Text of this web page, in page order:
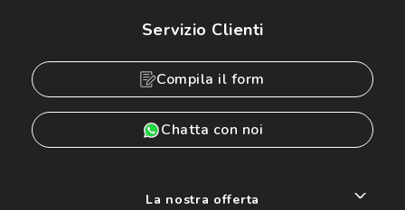
Servizio Clienti
Compila il form
Chatta con noi
La nostra offerta